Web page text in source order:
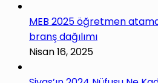
MEB 2025 öğretmen
branş dağılımı
Nisan 16, 2025